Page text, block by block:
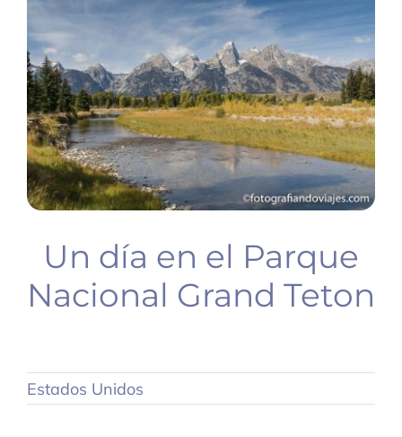
BUCEO
PLANIFICA TU VIAJE
Un día en el Parque
Nacional Grand Teton
Estados Unidos